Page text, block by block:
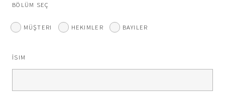
BÖLÜM SEÇ
MÜŞTERI HEKIMLER BAYILER
İSIM